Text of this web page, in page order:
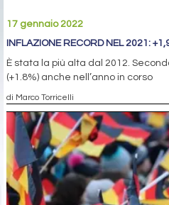
17 gennaio 2022
INFLAZIONE RECORD NEL 2021:
È stata la più alta dal 2012.
(+1.8%) anche nell’anno in corso
di Marco Torricelli